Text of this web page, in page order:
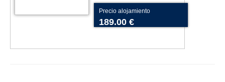
Precio alojamiento
189.00 €